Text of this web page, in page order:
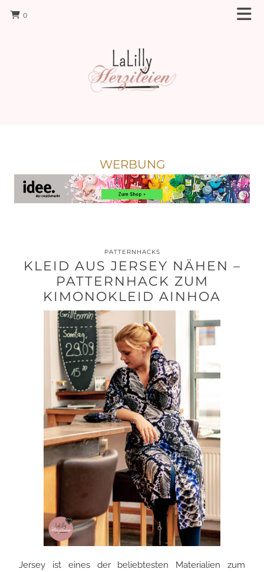
0
WERBUNG
PATTERNHACKS
KLEID AUS JERSEY NÄHEN –
PATTERNHACK ZUM
KIMONOKLEID AINHOA
Jersey ist eines der beliebtesten Materialien zum